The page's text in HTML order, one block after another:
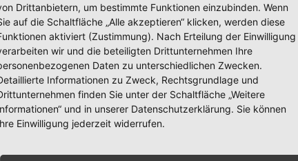
Drittanbietern, um bestimmte Funktionen einzubinden. Wenn
auf die Schaltfläche „Alle akzeptieren“ klicken, werden diese
aktiviert (Zustimmung). Nach Erteilung der Einwilligung
wir und die beteiligten Drittunternehmen Ihre
Daten zu unterschiedlichen Zwecken.
Informationen zu Zweck, Rechtsgrundlage und
finden Sie unter der Schaltfläche „Weitere
und in unserer Datenschutzerklärung. Sie können
Einwilligung jederzeit widerrufen.